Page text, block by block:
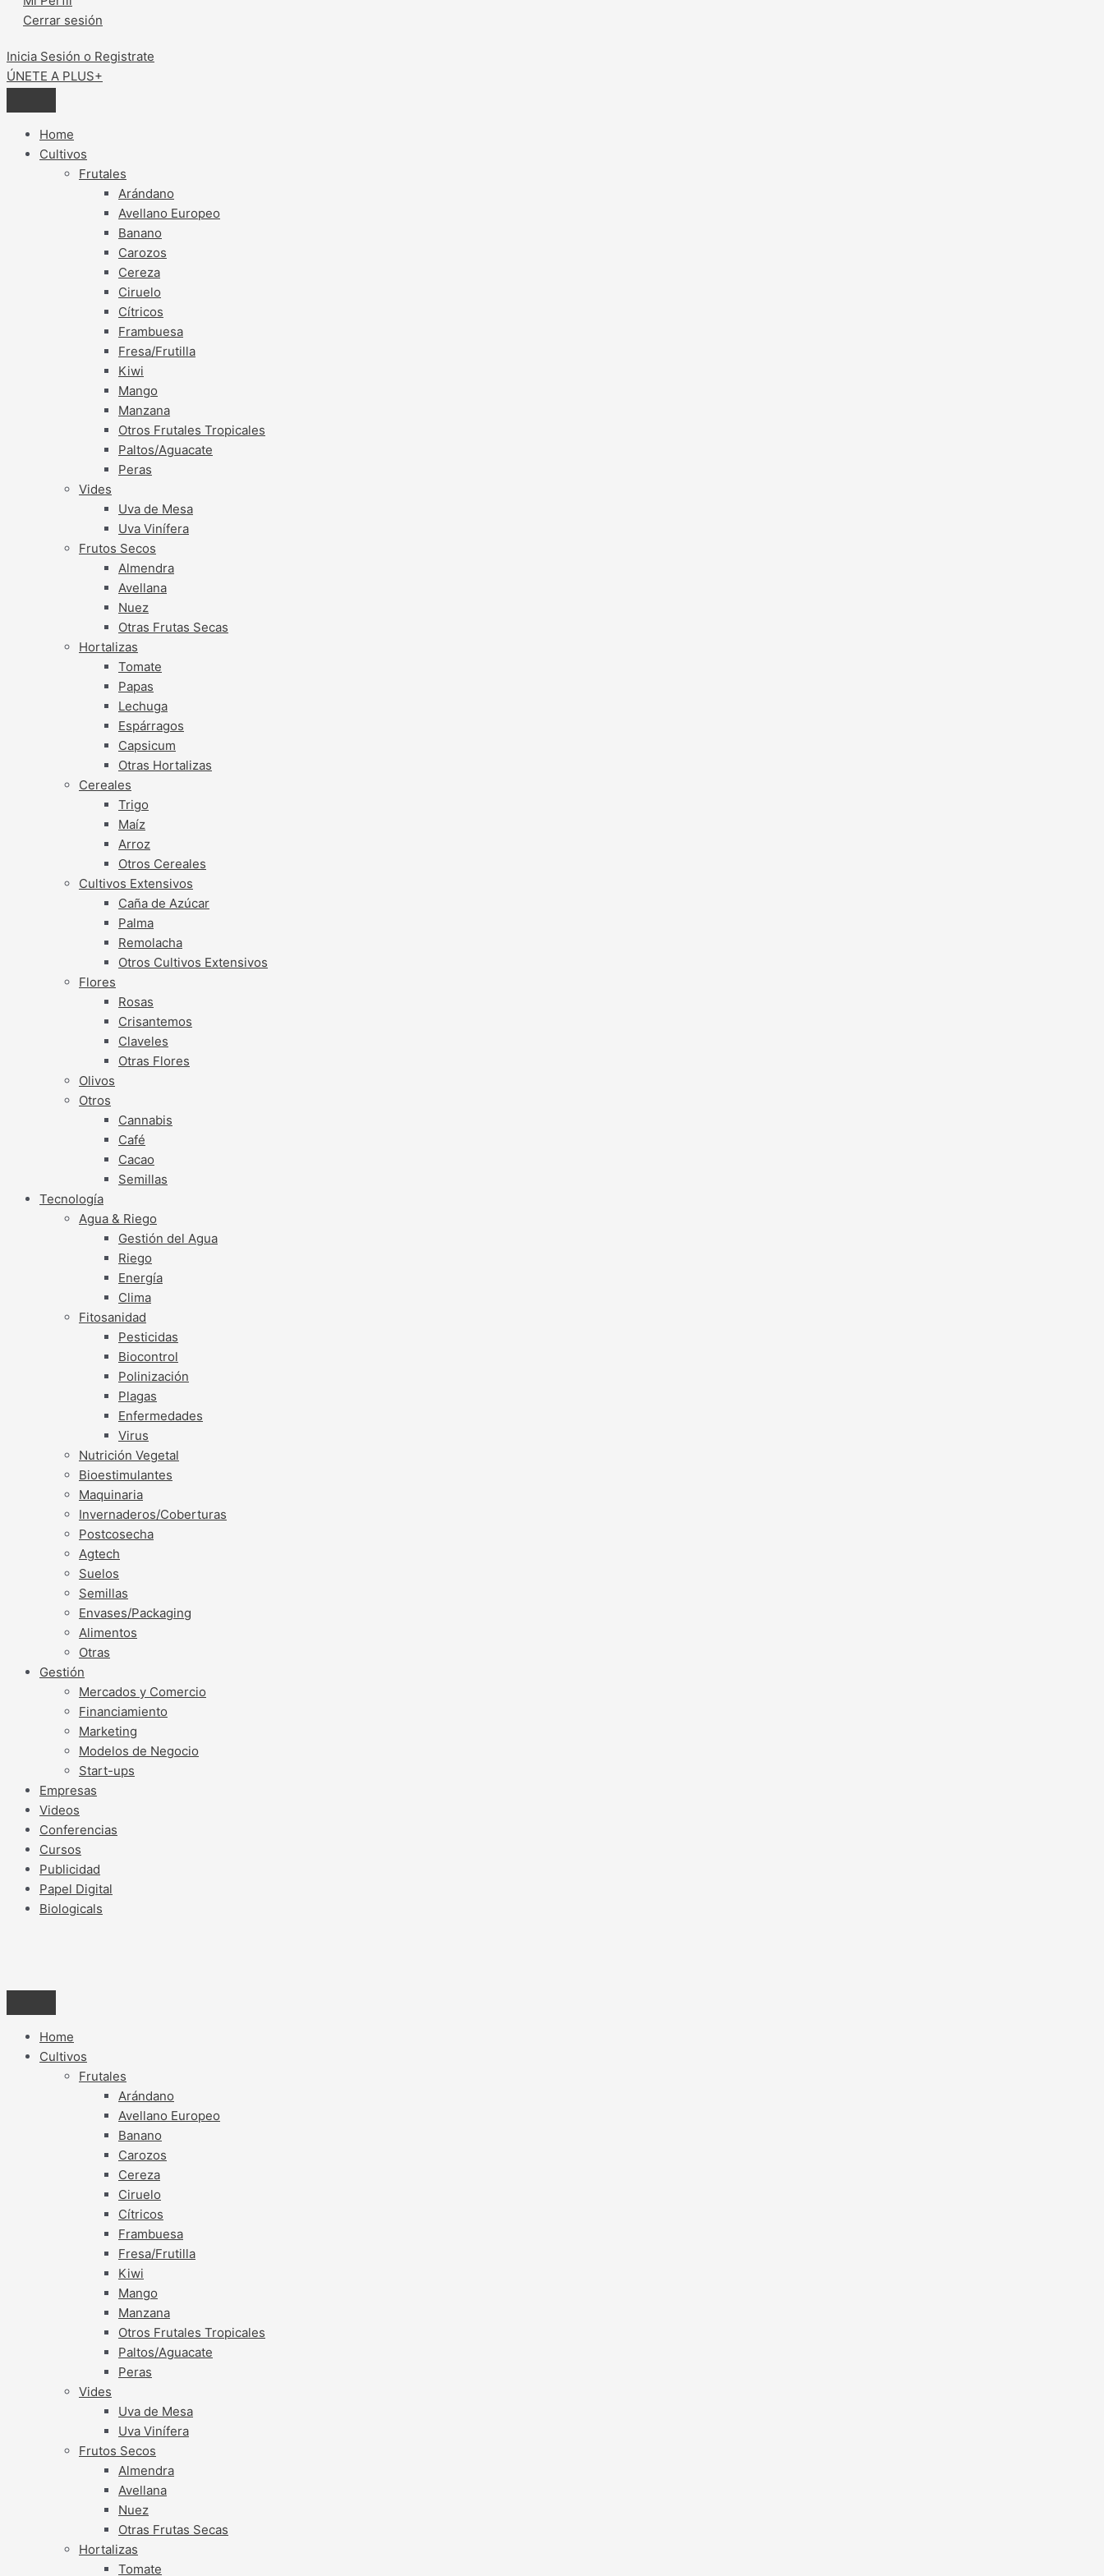
Cerrar sesión
Inicia Sesión o Registrate
ÚNETE A PLUS+
Home
Cultivos
Frutales
Arándano
Avellano Europeo
Banano
Carozos
Cereza
Ciruelo
Cítricos
Frambuesa
Fresa/Frutilla
Kiwi
Mango
Manzana
Otros Frutales Tropicales
Paltos/Aguacate
Peras
Vides
Uva de Mesa
Uva Vinífera
Frutos Secos
Almendra
Avellana
Nuez
Otras Frutas Secas
Hortalizas
Tomate
Papas
Lechuga
Espárragos
Capsicum
Otras Hortalizas
Cereales
Trigo
Maíz
Arroz
Otros Cereales
Cultivos Extensivos
Caña de Azúcar
Palma
Remolacha
Otros Cultivos Extensivos
Flores
Rosas
Crisantemos
Claveles
Otras Flores
Olivos
Otros
Cannabis
Café
Cacao
Semillas
Tecnología
Agua & Riego
Gestión del Agua
Riego
Energía
Clima
Fitosanidad
Pesticidas
Biocontrol
Polinización
Plagas
Enfermedades
Virus
Nutrición Vegetal
Bioestimulantes
Maquinaria
Invernaderos/Coberturas
Postcosecha
Agtech
Suelos
Semillas
Envases/Packaging
Alimentos
Otras
Gestión
Mercados y Comercio
Financiamiento
Marketing
Modelos de Negocio
Start-ups
Empresas
Videos
Conferencias
Cursos
Publicidad
Papel Digital
Biologicals
Home
Cultivos
Frutales
Arándano
Avellano Europeo
Banano
Carozos
Cereza
Ciruelo
Cítricos
Frambuesa
Fresa/Frutilla
Kiwi
Mango
Manzana
Otros Frutales Tropicales
Paltos/Aguacate
Peras
Vides
Uva de Mesa
Uva Vinífera
Frutos Secos
Almendra
Avellana
Nuez
Otras Frutas Secas
Hortalizas
Tomate